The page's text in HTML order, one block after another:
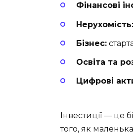
Фінансові
Нерухомість:
Бізнес:
Освіта та
Цифрові
Інвестиції — це
того, як